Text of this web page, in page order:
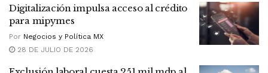
Digitalización impulsa acceso al crédito
para mipymes
Por Negocios y Política MX
28 DE JULIO DE 2026